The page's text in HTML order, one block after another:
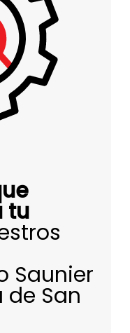
tu
Saunier
de San